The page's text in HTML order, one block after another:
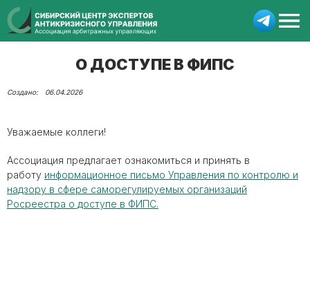
О ДОСТУПЕ В ФИПС
06.04.2026
Уважаемые коллеги!
Ассоциация предлагает ознакомиться и принять в
работу информационное письмо Управления по контролю и
надзору в сфере саморегулируемых организаций
Росреестра о доступе в ФИПС.